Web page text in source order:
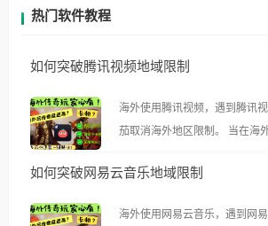
热门软件教程
如何突破腾讯视频地域限制
海外使用腾讯视频，遇到腾讯
茄取消海外地区限制。 当在海外打开腾讯视频，却突
示语。 海外用户如香港、澳门、台湾、美国、加拿
像其他音乐平台一样，出现地
如何突破网易云音乐地域限制
海外使用网易云音乐，遇到网